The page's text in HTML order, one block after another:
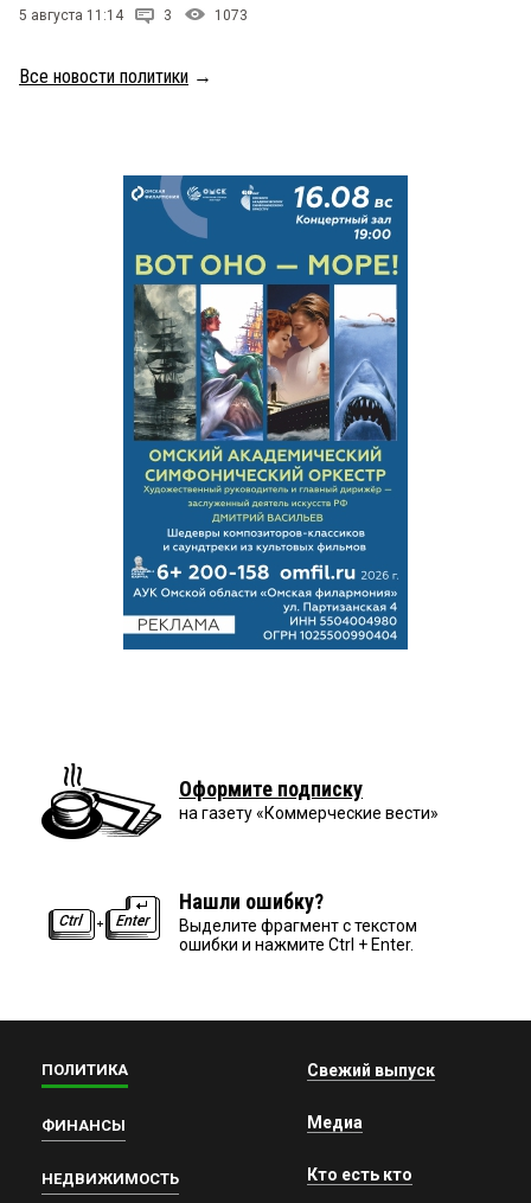
5 августа 11:14 3 1073
Все новости политики →
Оформите подписку
на газету «Коммерческие вести»
Нашли ошибку?
Выделите фрагмент с текстом
ошибки и нажмите Ctrl + Enter.
ПОЛИТИКА
ФИНАНСЫ
НЕДВИЖИМОСТЬ
Свежий выпуск
Медиа
Кто есть кто